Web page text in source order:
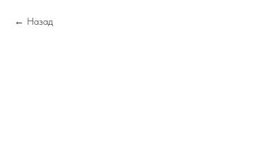
Назад